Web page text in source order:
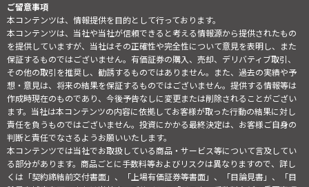
ご留意事項
本コンテンツは、情報提供を目的として行っております。
本コンテンツは、当社や当社が信頼できると考える情報源から提供されたもの
を提供していますが、当社はその正確性や完全性について意見を表明し、また
保証するものではございません。有価証券の購入、売却、デリバティブ取引、
その他の取引を推奨し、勧誘するものではありません。また、過去の実績や予
想・意見は、将来の結果を保証するものではございません。提供する情報等は
作成時現在のものであり、今後予告なしに変更または削除されることがござい
ます。当社は本コンテンツの内容に依拠してお客様が取った行動の結果に対し
責任を負うものではございません。投資にかかる最終決定は、お客様ご自身の
判断と責任でなさるようお願いいたします。
本コンテンツでは当社でお取扱している商品・サービス等について言及してい
る部分があります。商品ごとに手数料等およびリスクは異なりますので、詳し
くは「契約締結前交付書面」、「上場有価証券等書面」、「目論見書」、「目